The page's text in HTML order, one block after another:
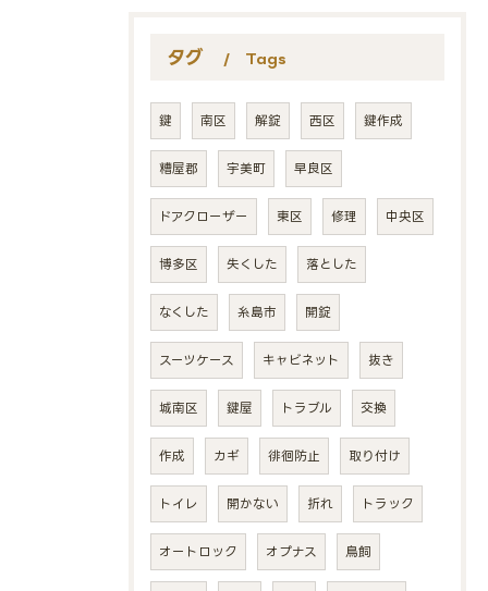
タグ Tags
鍵 南区 解錠 西区 鍵作成
糟屋郡 宇美町 早良区
ドアクローザー 東区 修理 中央区
博多区 失くした 落とした
なくした 糸島市 開錠
スーツケース キャビネット 抜き
城南区 鍵屋 トラブル 交換
作成 カギ 徘徊防止 取り付け
トイレ 開かない 折れ トラック
オートロック オプナス 鳥飼